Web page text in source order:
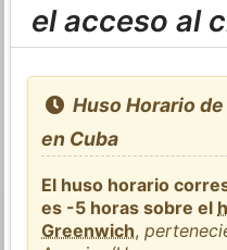
el acceso al
Huso Horario
en Cuba
El huso horario
es -5 horas sobre el
Greenwich,